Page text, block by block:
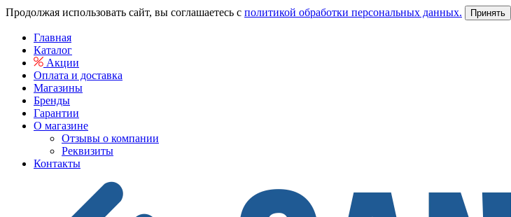
Продолжая использовать сайт, вы соглашаетесь с политикой обработки персональных данных. Принять
Главная
Каталог
Акции
Оплата и доставка
Магазины
Бренды
Гарантии
О магазине
Отзывы о компании
Реквизиты
Контакты